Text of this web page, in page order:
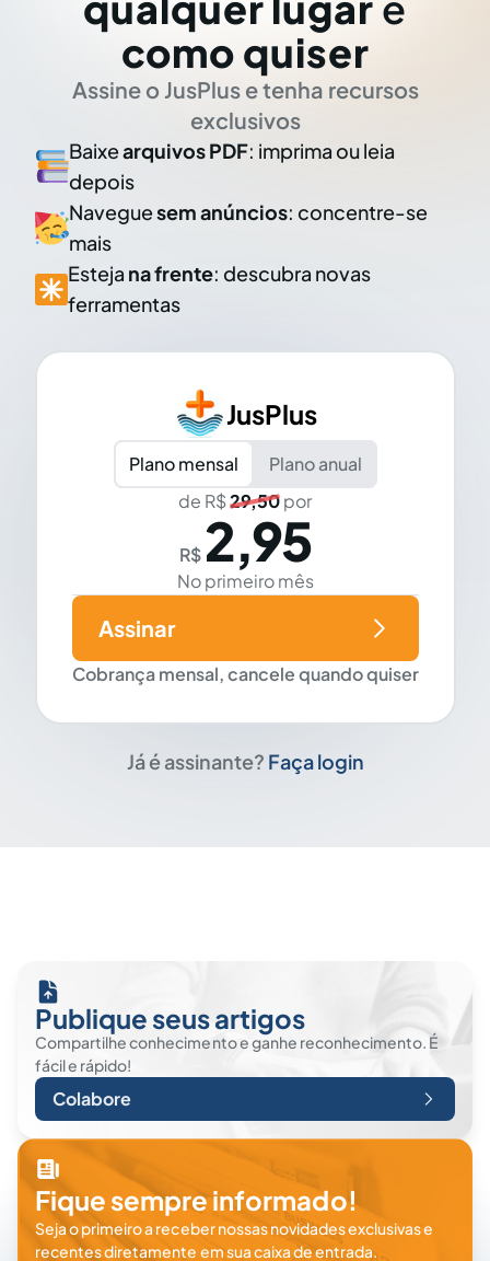
como quiser
Assine o JusPlus e tenha recursos
exclusivos
Baixearquivos PDF: imprima ou leia
depois
Naveguesem anúncios: concentre-se
mais
Esteja na frente: descubra novas
ferramentas
JusPlus
Plano mensal
Plano anual
de R$29,50por
R$ 2,95
No primeiro mês
Cobrança mensal, cancele quando quiser
Assinar
Já é assinante? Faça login
Publique seus artigos
Compartilhe conhecimento e ganhe reconhecimento. É
fácil e rápido!
Colabore
Fique sempre informado!
Seja o primeiro a receber nossas novidades exclusivas e
recentes diretamente em sua caixa de entrada.